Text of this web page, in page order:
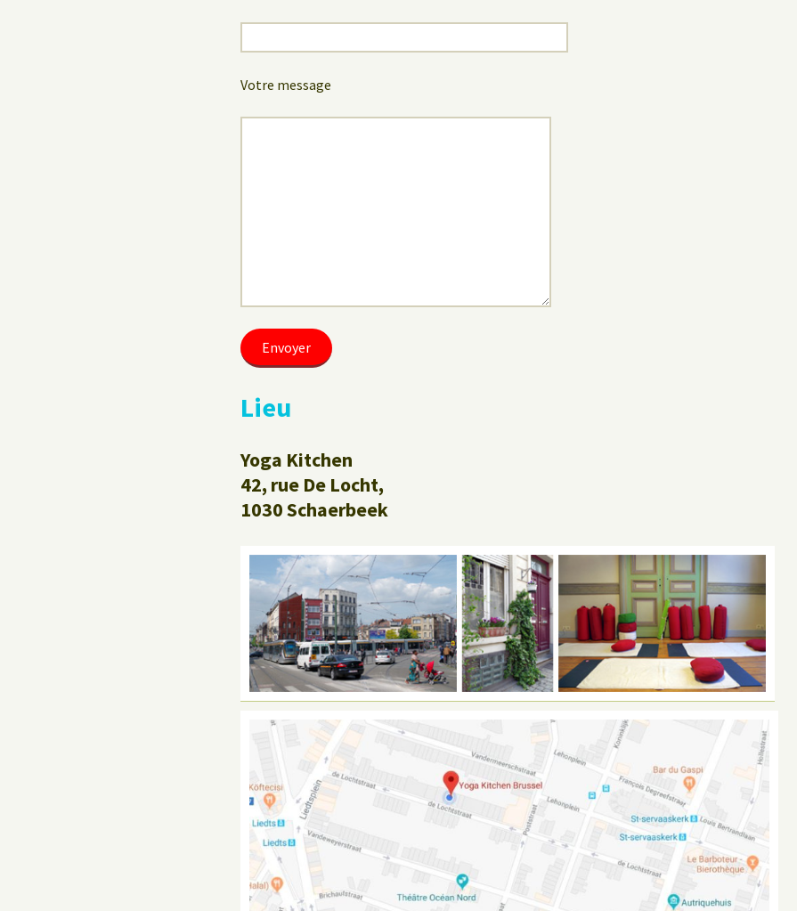
Votre message
Lieu
Yoga Kitchen
42, rue De Locht,
1030 Schaerbeek